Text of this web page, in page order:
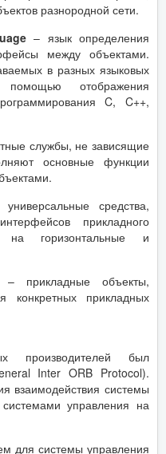
разнородной сети.
– язык определения
между объектами.
в разных языковых
отображения
C, C++,
службы, не зависящие
основные функции
средства,
прикладного
горизонтальные и
– прикладные объекты,
конкретных прикладных
производителей был
Inter ORB Protocol).
взаимодействия системы
управления на
для системы управления